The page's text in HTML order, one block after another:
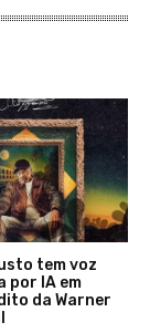
tem voz
por IA em
da Warner